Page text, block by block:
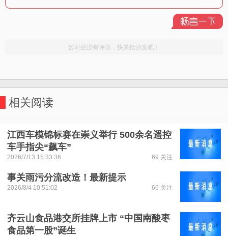
相关阅读
江西车模锦标赛在崇义举行 500余名遥控
车手指尖“飙车”
2026/7/13 15:33:36 69 关注
事关雨污分流改造！最新提示
2026/8/4 10:51:02 66 关注
齐云山食品港交所挂牌上市 “中国南酸枣
食品第一股”诞生